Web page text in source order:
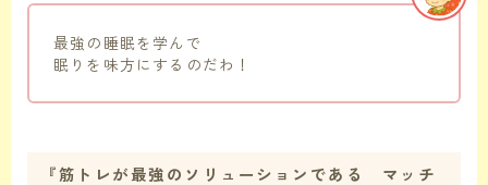
最強の睡眠を学んで
眠りを味方にするのだわ！
『筋トレが最強のソリューションである マッチ